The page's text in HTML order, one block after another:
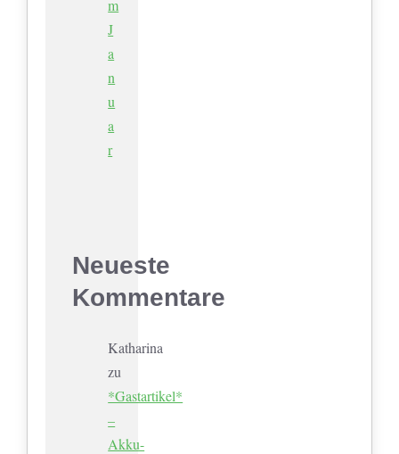
m
J
a
n
u
a
r
Neueste
Kommentare
Katharina
zu
*Gastartikel*
–
Akku-